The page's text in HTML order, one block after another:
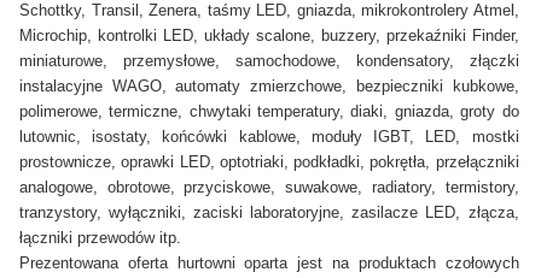
Schottky, Transil, Zenera, taśmy LED, gniazda, mikrokontrolery Atmel,
Microchip, kontrolki LED, układy scalone, buzzery, przekaźniki Finder,
miniaturowe, przemysłowe, samochodowe, kondensatory, złączki
instalacyjne WAGO, automaty zmierzchowe, bezpieczniki kubkowe,
polimerowe, termiczne, chwytaki temperatury, diaki, gniazda, groty do
lutownic, isostaty, końcówki kablowe, moduły IGBT, LED, mostki
prostownicze, oprawki LED, optotriaki, podkładki, pokrętła, przełączniki
analogowe, obrotowe, przyciskowe, suwakowe, radiatory, termistory,
tranzystory, wyłączniki, zaciski laboratoryjne, zasilacze LED, złącza,
łączniki przewodów itp.
Prezentowana oferta hurtowni oparta jest na produktach czołowych